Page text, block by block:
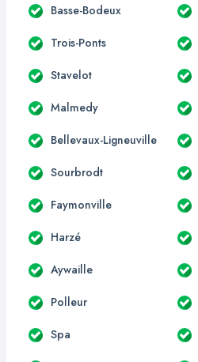
Basse-Bodeux
Trois-Ponts
Stavelot
Malmedy
Bellevaux-Ligneuville
Sourbrodt
Faymonville
Harzé
Aywaille
Polleur
Spa